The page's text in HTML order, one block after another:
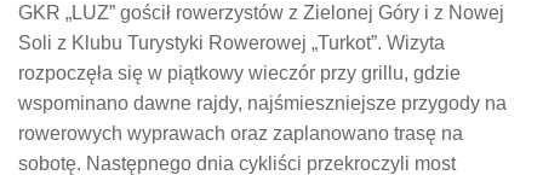
GKR „LUZ” gościł rowerzystów z Zielonej Góry i z Nowej
Soli z Klubu Turystyki Rowerowej „Turkot”. Wizyta
rozpoczęła się w piątkowy wieczór przy grillu, gdzie
wspominano dawne rajdy, najśmieszniejsze przygody na
rowerowych wyprawach oraz zaplanowano trasę na
sobotę. Następnego dnia cykliści przekroczyli most